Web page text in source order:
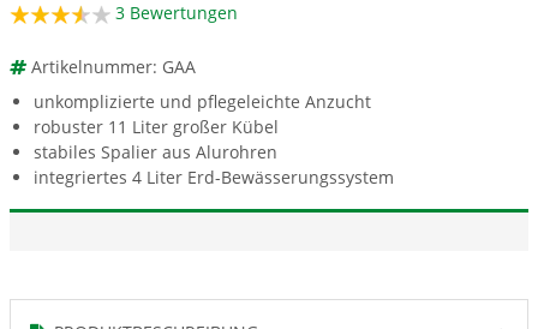
3 Bewertungen
Artikelnummer: GAA
unkomplizierte und pflegeleichte Anzucht
robuster 11 Liter großer Kübel
stabiles Spalier aus Alurohren
integriertes 4 Liter Erd-Bewässerungssystem